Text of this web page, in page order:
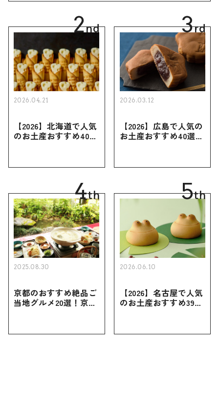
2nd
2026.04.21
【2026】北海道で人気
のお土産おすすめ40選
買えない限定品、女性
3rd
2026.03.12
【2026】広島で人気の
お土産おすすめ40選｜
き用、女性向けまで幅
4th
2025.08.30
京都のおすすめ絶品ご
当地グルメ20選！京都
5th
2026.06.10
【2026】名古屋で人気
のお土産おすすめ39選
お土産・ばらまき用ま